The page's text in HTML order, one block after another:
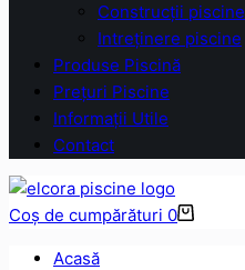
Construcții piscine
Intreținere piscine
Produse Piscină
Prețuri Piscine
Informații Utile
Contact
Coș de cumpărături 0
Acasă